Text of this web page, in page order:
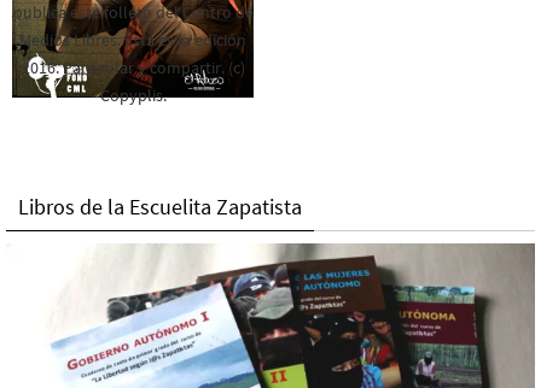
publica este folleto del Centro de
Medios Libres. Esta es la edición
2016. Para rolar y compartir. (c)
Copyplis.
Libros de la Escuelita Zapatista